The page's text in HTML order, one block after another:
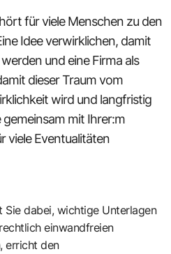
für viele Menschen zu den
Idee verwirklichen, damit
und eine Firma als
dieser Traum vom
wird und langfristig
mit Ihrer:m
viele Eventualitäten
Sie dabei, wichtige Unterlagen
einwandfreien
erricht den